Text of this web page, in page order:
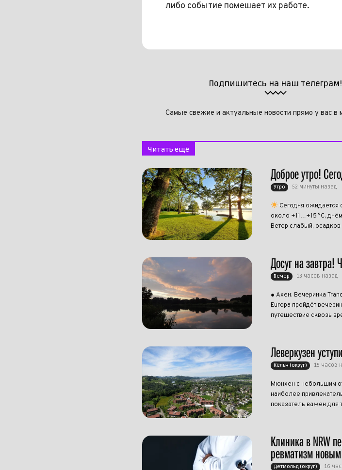
либо событие помешает их работе.
Подпишитесь на наш телеграм!
Самые свежие и актуальные новости прямо у вас в
Читать ещё
Доброе утро!
Утро 52 минуты назад
Сегодня ожидается
около +11…+15 °C,
Ветер слабый, осадков
Досуг на завтра!
Вечер 13 часов назад
● Ахен: Вечеринка
Europa пройдёт
путешествие сквозь
Леверкузен
Кёльн (округ) 15 часов
Мюнхен с небольшим
наиболее
показатель важен для
Клиника в NRW
ревматизм
Детмольд (округ) 16